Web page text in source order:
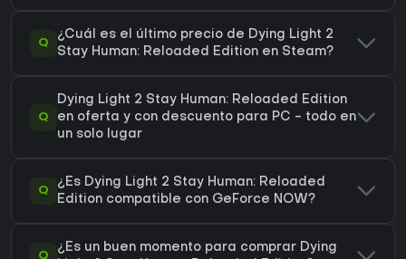
Q
¿Cuál es el último precio de Dying Light 2
Stay Human: Reloaded Edition en Steam?
Q
Dying Light 2 Stay Human: Reloaded Edition
en oferta y con descuento para PC - todo en
un solo lugar
Q
¿Es Dying Light 2 Stay Human: Reloaded
Edition compatible con GeForce NOW?
Q
¿Es un buen momento para comprar Dying